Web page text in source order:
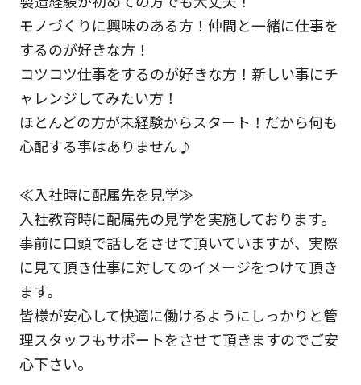
モノづくりに興味のある方！仲間と一緒に仕事を
するのが好きな方！
コツコツ仕事をするのが好きな方！新しい事にチ
ャレンジしてみたい方！
ほとんどの方が未経験からスタート！だから何も
心配する事はありません♪
≪入社時に配属先を見学≫
入社教育時に配属先の見学を実施しております。
事前に口頭で話しをさせて頂いていますが、実際
に見て頂き仕事に対してのイメージをつけて頂き
ます。
皆様が安心して快適に働けるようにしっかりと管
理スタッフもサポートをさせて頂きますのでご安
心下さい。